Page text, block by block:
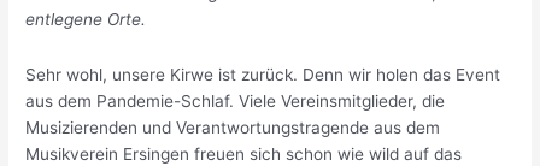
entlegene Orte.
Sehr wohl, unsere Kirwe ist zurück. Denn wir holen das Event
aus dem Pandemie-Schlaf. Viele Vereinsmitglieder, die
Musizierenden und Verantwortungstragende aus dem
Musikverein Ersingen freuen sich schon wie wild auf das